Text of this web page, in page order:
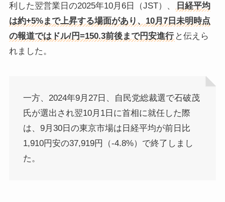
利した翌営業日の2025年10月6日（JST）、
日経平均
は約+5%まで上昇する場面があり、10月7日未明時点
の報道ではドル/円=150.3前後まで円安進行 と伝えら
れました。
一方、2024年9月27日、自民党総裁選で石破茂
氏が選出され翌10月1日に首相に就任した際
は、9月30日の東京市場は日経平均が前日比
1,910円安の37,919円（-4.8%）で終了しまし
た。